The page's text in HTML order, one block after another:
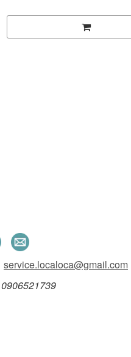
service.localoca@gmail.com
0906521739